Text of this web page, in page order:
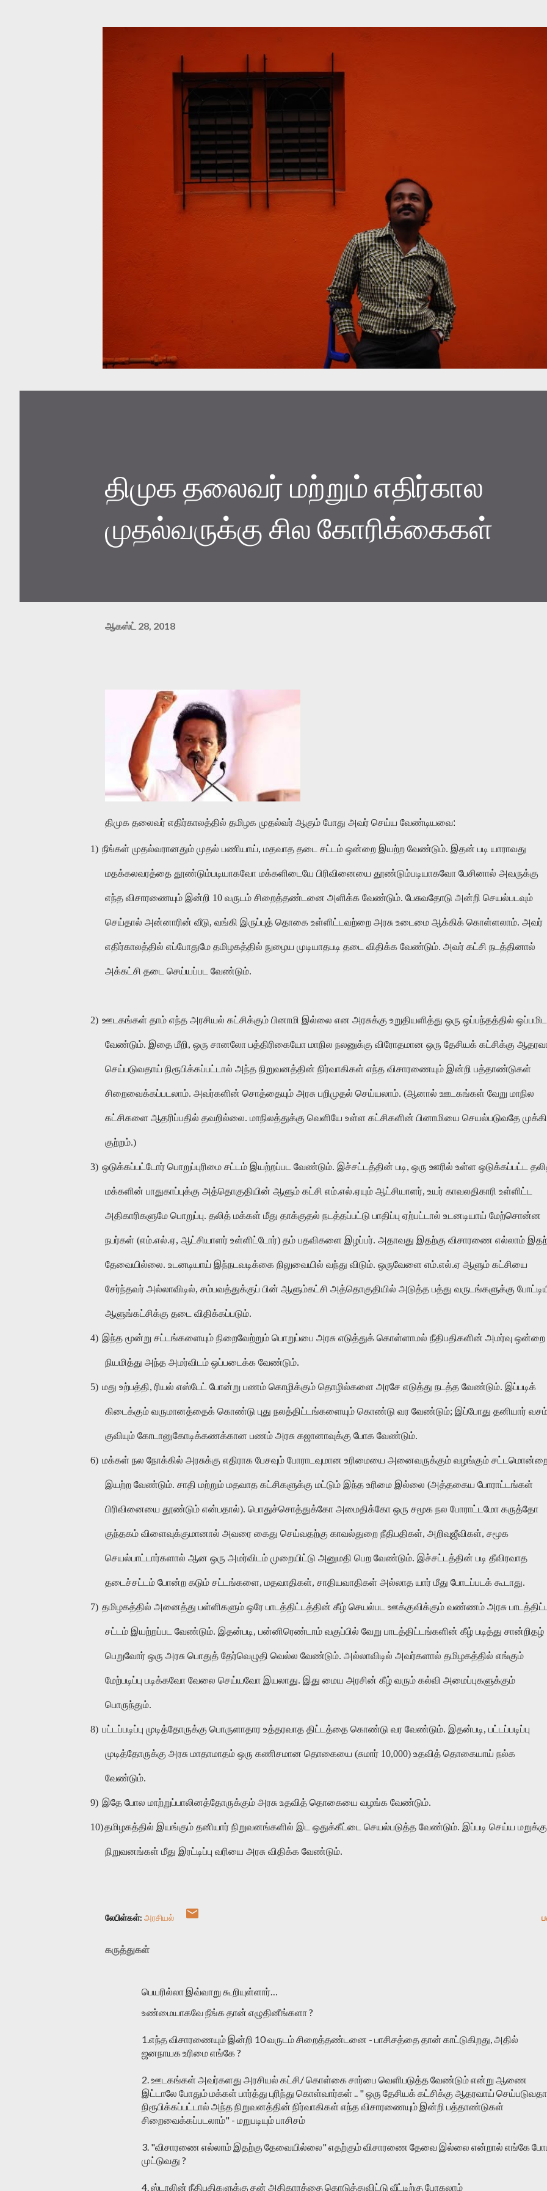
திமுக தலைவர் மற்றும் எதிர்கால
முதல்வருக்கு சில கோரிக்கைகள்
ஆகஸ்ட் 28, 2018
திமுக தலைவர் எதிர்காலத்தில் தமிழக முதல்வர் ஆகும் போது அவர் செய்ய வேண்டியவை:
1) நீங்கள் முதல்வரானதும் முதல் பணியாய், மதவாத தடை சட்டம் ஒன்றை இயற்ற வேண்டும். இதன் படி யாராவது
மதக்கலவரத்தை தூண்டும்படியாகவோ மக்களிடையே பிரிவினையை தூண்டும்படியாகவோ பேசினால் அவருக்கு
எந்த விசாரணையும் இன்றி 10 வருடம் சிறைத்தண்டனை அளிக்க வேண்டும். பேசுவதோடு அன்றி செயல்படவும்
செய்தால் அன்னாரின் வீடு, வங்கி இருப்புத் தொகை உள்ளிட்டவற்றை அரசு உடைமை ஆக்கிக் கொள்ளலாம். அவர்
எதிர்காலத்தில் எப்போதுமே தமிழகத்தில் நுழைய முடியாதபடி தடை விதிக்க வேண்டும். அவர் கட்சி நடத்தினால்
அக்கட்சி தடை செய்யப்பட வேண்டும்.
2) ஊடகங்கள் தாம் எந்த அரசியல் கட்சிக்கும் பினாமி இல்லை என அரசுக்கு உறுதியளித்து ஒரு ஒப்பந்தத்தில் ஒப்பமிட
வேண்டும். இதை மீறி, ஒரு சானலோ பத்திரிகையோ மாநில நலனுக்கு விரோதமான ஒரு தேசியக் கட்சிக்கு
செய்படுவதாய் நிரூபிக்கப்பட்டால் அந்த நிறுவனத்தின் நிர்வாகிகள் எந்த விசாரணையும் இன்றி பத்தாண்டுகள்
சிறைவைக்கப்படலாம். அவர்களின் சொத்தையும் அரசு பறிமுதல் செய்யலாம். (ஆனால் ஊடகங்கள் வேறு மாநில
கட்சிகளை ஆதரிப்பதில் தவறில்லை. மாநிலத்துக்கு வெளியே உள்ள கட்சிகளின் பினாமியை செயல்படுவதே
குற்றம்.)
3) ஒடுக்கப்பட்டோர் பொறுப்புரிமை சட்டம் இயற்றப்பட வேண்டும். இச்சட்டத்தின் படி, ஒரு ஊரில் உள்ள ஒடுக்கப்பட்ட
மக்களின் பாதுகாப்புக்கு அத்தொகுதியின் ஆளும் கட்சி எம்.எல்.ஏயும் ஆட்சியாளர், உயர் காவலதிகாரி உள்ளிட்ட
அதிகாரிகளுமே பொறுப்பு. தலித் மக்கள் மீது தாக்குதல் நடத்தப்பட்டு பாதிப்பு ஏற்பட்டால் உடனடியாய் மேற்சொன்ன
நபர்கள் (எம்.எல்.ஏ, ஆட்சியாளர் உள்ளிட்டோர்) தம் பதவிகளை இழப்பர். அதாவது இதற்கு விசாரணை எல்லாம்
தேவையில்லை. உடனடியாய் இந்நடவடிக்கை நிலுவையில் வந்து விடும். ஒருவேளை எம்.எல்.ஏ ஆளும் கட்சியை
சேர்ந்தவர் அல்லாவிடில், சம்பவத்துக்குப் பின் ஆளும்கட்சி அத்தொகுதியில் அடுத்த பத்து வருடங்களுக்கு
ஆளுங்கட்சிக்கு தடை விதிக்கப்படும்.
4) இந்த மூன்று சட்டங்களையும் நிறைவேற்றும் பொறுப்பை அரசு எடுத்துக் கொள்ளாமல் நீதிபதிகளின் அமர்வு ஒன்றை
நியமித்து அந்த அமர்விடம் ஒப்படைக்க வேண்டும்.
5) மது உற்பத்தி, ரியல் எஸ்டேட் போன்று பணம் கொழிக்கும் தொழில்களை அரசே எடுத்து நடத்த வேண்டும். இப்படிக்
கிடைக்கும் வருமானத்தைக் கொண்டு புது நலத்திட்டங்களையும் கொண்டு வர வேண்டும்; இப்போது தனியார்
குவியும் கோடானுகோடிக்கணக்கான பணம் அரசு கஜானாவுக்கு போக வேண்டும்.
6) மக்கள் நல நோக்கில் அரசுக்கு எதிராக பேசவும் போராடவுமான உரிமையை அனைவருக்கும் வழங்கும்
இயற்ற வேண்டும். சாதி மற்றும் மதவாத கட்சிகளுக்கு மட்டும் இந்த உரிமை இல்லை (அத்தகைய போராட்டங்கள்
பிரிவினையை தூண்டும் என்பதால்). பொதுச்சொத்துக்கோ அமைதிக்கோ ஒரு சமூக நல போராட்டமோ கருத்தோ
குந்தகம் விளைவுக்குமானால் அவரை கைது செய்வதற்கு காவல்துறை நீதிபதிகள், அறிவுஜீவிகள், சமூக
செயல்பாட்டார்களால் ஆன ஒரு அமர்விடம் முறையிட்டு அனுமதி பெற வேண்டும். இச்சட்டத்தின் படி தீவிரவாத
தடைச்சட்டம் போன்ற கடும் சட்டங்களை, மதவாதிகள், சாதியவாதிகள் அல்லாத யார் மீது போடப்படக் கூடாது.
7) தமிழகத்தில் அனைத்து பள்ளிகளும் ஒரே பாடத்திட்டத்தின் கீழ் செயல்பட ஊக்குவிக்கும் வண்ணம் அரசு
சட்டம் இயற்றப்பட வேண்டும். இதன்படி, பன்னிரெண்டாம் வகுப்பில் வேறு பாடத்திட்டங்களின் கீழ் படித்து சான்றிதழ்
பெறுவோர் ஒரு அரசு பொதுத் தேர்வெழுதி வெல்ல வேண்டும். அல்லாவிடில் அவர்களால் தமிழகத்தில் எங்கும்
மேற்படிப்பு படிக்கவோ வேலை செய்யவோ இயலாது. இது மைய அரசின் கீழ் வரும் கல்வி அமைப்புகளுக்கும்
பொருந்தும்.
8) பட்டப்படிப்பு முடித்தோருக்கு பொருளாதார உத்தரவாத திட்டத்தை கொண்டு வர வேண்டும். இதன்படி, பட்டப்படிப்பு
முடித்தோருக்கு அரசு மாதாமாதம் ஒரு கணிசமான தொகையை (சுமார் 10,000) உதவித் தொகையாய் நல்க
வேண்டும்.
9) இதே போல மாற்றுப்பாலினத்தோருக்கும் அரசு உதவித் தொகையை வழங்க வேண்டும்.
10)தமிழகத்தில் இயங்கும் தனியார் நிறுவனங்களில் இட ஒதுக்கீட்டை செயல்படுத்த வேண்டும். இப்படி செய்ய
நிறுவனங்கள் மீது இரட்டிப்பு வரியை அரசு விதிக்க வேண்டும்.
லேபிள்கள்: அரசியல்
கருத்துகள்
பெயரில்லா இவ்வாறு கூறியுள்ளார்…
உண்மையாகவே நீங்க தான் எழுதினீங்களா ?
1.எந்த விசாரணையும் இன்றி 10 வருடம் சிறைத்தண்டனை - பாசிசத்தை தான் காட்டுகிறது, அதில்
ஜனநாயக உரிமை எங்கே ?
2. ஊடகங்கள் அவர்களது அரசியல் கட்சி/ கொள்கை சார்பை வெளிபடுத்த வேண்டும் என்று ஆணை
இட்டாலே போதும் மக்கள் பார்த்து புரிந்து கொள்வார்கள் .. " ஒரு தேசியக் கட்சிக்கு ஆதரவாய்
நிரூபிக்கப்பட்டால் அந்த நிறுவனத்தின் நிர்வாகிகள் எந்த விசாரணையும் இன்றி பத்தாண்டுகள்
சிறைவைக்கப்படலாம்" - மறுபடியும் பாசிசம்
3. "விசாரணை எல்லாம் இதற்கு தேவையில்லை" எதற்கும் விசாரணை தேவை இல்லை என்றால் எங்கே
முட்டுவது ?
4. ஸ்டாலின் நீதிபதிகளுக்கு தன் அதிகாரத்தை கொடுத்துவிட்டு வீட்டிற்கு போகலாம்